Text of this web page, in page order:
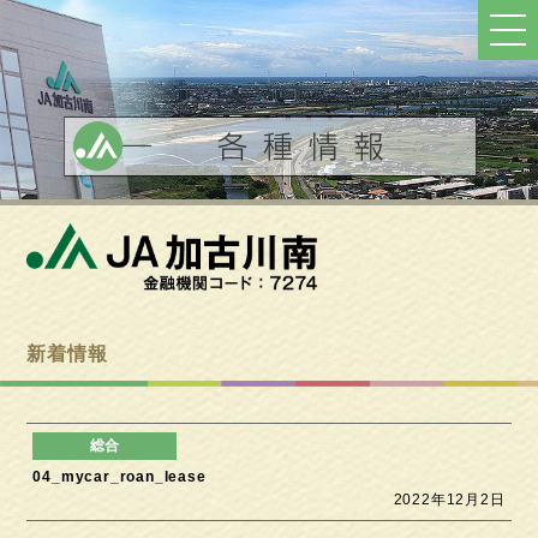
新着情報
04_mycar_roan_lease
2022年12月2日